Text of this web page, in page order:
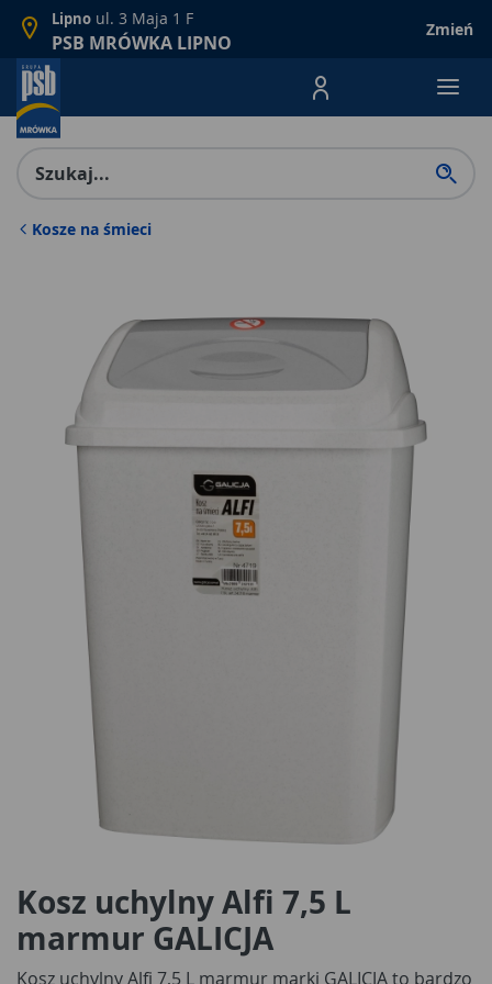
Lipno ul. 3 Maja 1 F
PSB MRÓWKA LIPNO
Zmień
Menu Produktów,
Kosze na śmieci
Kosz uchylny Alfi 7,5 L
marmur GALICJA
Kosz uchylny Alfi 7,5 L marmur marki GALICJA to bardzo